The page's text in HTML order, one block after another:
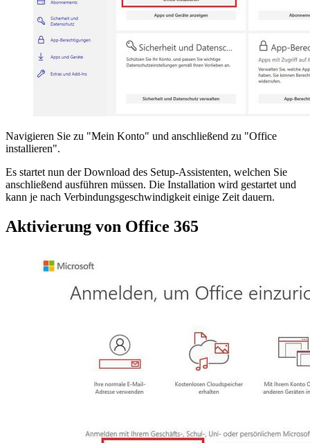
Navigieren Sie zu "Mein Konto" und anschließend zu "Office
installieren".
Es startet nun der Download des Setup-Assistenten, welchen Sie
anschließend ausführen müssen. Die Installation wird gestartet und
kann je nach Verbindungsgeschwindigkeit einige Zeit dauern.
Aktivierung von Office 365